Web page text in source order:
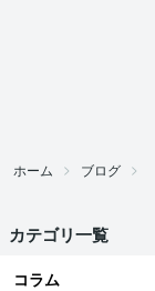
ホーム ブログ
カテゴリ一覧
コラム